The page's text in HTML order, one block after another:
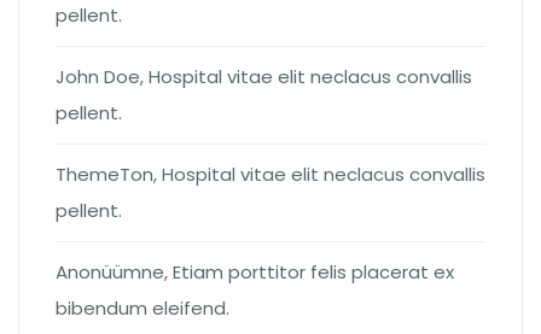
pellent.
John Doe,Hospital vitae elit neclacus convallis
pellent.
ThemeTon,Hospital vitae elit neclacus convallis
pellent.
Anonüümne,Etiam porttitor felis placerat ex
bibendum eleifend.